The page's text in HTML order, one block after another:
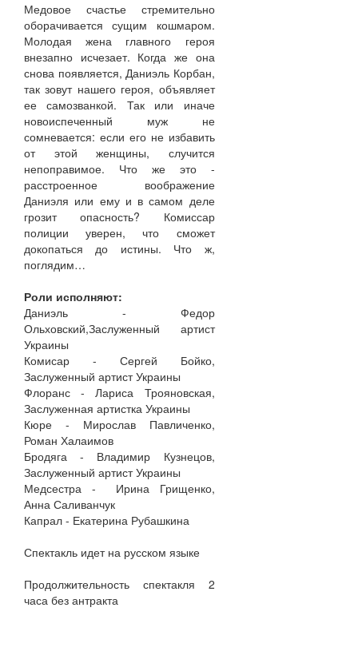
Медовое счастье стремительно
оборачивается сущим кошмаром.
Молодая жена главного героя
внезапно исчезает. Когда же она
снова появляется, Даниэль Корбан,
так зовут нашего героя, объявляет
ее самозванкой. Так или иначе
новоиспеченный муж не
сомневается: если его не избавить
от этой женщины, случится
непоправимое. Что же это -
расстроенное воображение
Даниэля или ему и в самом деле
грозит опасность? Комиссар
полиции уверен, что сможет
докопаться до истины. Что ж,
поглядим…
Роли исполняют:
Даниэль - Федор
Ольховский,Заслуженный артист
Украины
Комисар - Сергей Бойко,
Заслуженный артист Украины
Флоранс - Лариса Трояновская,
Заслуженная артистка Украины
Кюре - Мирослав Павличенко,
Роман Халаимов
Бродяга - Владимир Кузнецов,
Заслуженный артист Украины
Медсестра - Ирина Грищенко,
Анна Саливанчук
Капрал - Екатерина Рубашкина
Спектакль идет на русском языке
Продолжительность спектакля 2
часа без антракта